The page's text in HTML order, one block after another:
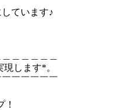
ています♪
します*。
￣￣￣￣￣